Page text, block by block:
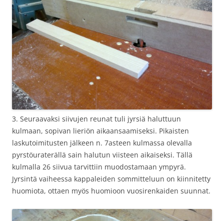
3. Seuraavaksi siivujen reunat tuli jyrsiä haluttuun
kulmaan, sopivan lieriön aikaansaamiseksi. Pikaisten
laskutoimitusten jälkeen n. 7asteen kulmassa olevalla
pyrstöuraterällä sain halutun viisteen aikaiseksi. Tällä
kulmalla 26 siivua tarvittiin muodostamaan ympyrä.
Jyrsintä vaiheessa kappaleiden sommitteluun on kiinnitetty
huomiota, ottaen myös huomioon vuosirenkaiden suunnat.